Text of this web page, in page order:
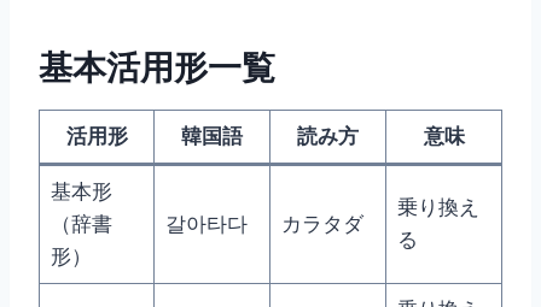
基本活用形一覧
活用形 韓国語 読み方 意味
基本形
（辞書
形）
갈아타다 カラタダ
乗り換え
る